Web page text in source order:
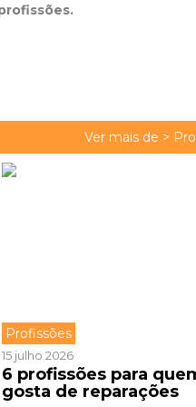
Ver mais de >
Profissões
15 julho 2026
6 profissões para
gosta de reparações